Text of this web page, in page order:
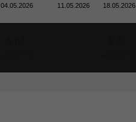
04.05.2026 11.05.2026 18.05.2026